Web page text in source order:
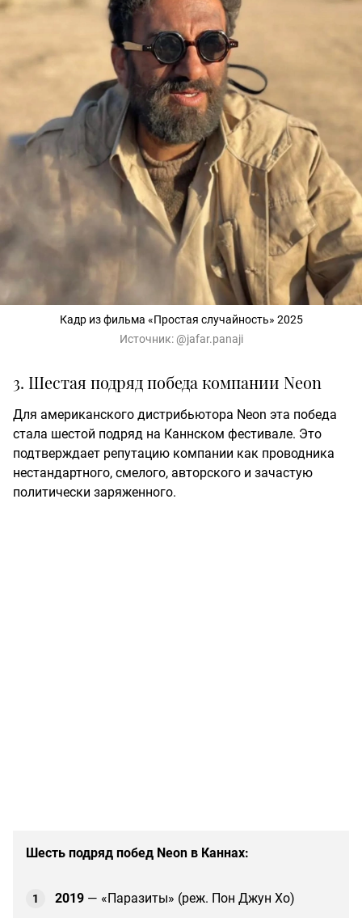
Кадр из фильма «Простая случайность» 2025
Источник: @jafar.panaji
3. Шестая подряд победа компании Neon
Для американского дистрибьютора Neon эта победа
стала шестой подряд на Каннском фестивале. Это
подтверждает репутацию компании как проводника
нестандартного, смелого, авторского и зачастую
политически заряженного.
Шесть подряд побед Neon в Каннах:
2019 — «Паразиты» (реж. Пон Джун Хо)